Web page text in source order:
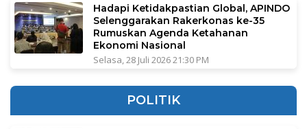
Hadapi Ketidakpastian Global, APINDO
Selenggarakan Rakerkonas ke-35
Rumuskan Agenda Ketahanan
Ekonomi Nasional
Selasa, 28 Juli 2026 21:30 PM
POLITIK